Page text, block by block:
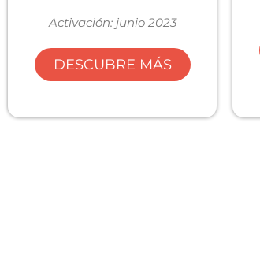
Activación: junio 2023
DESCUBRE MÁS